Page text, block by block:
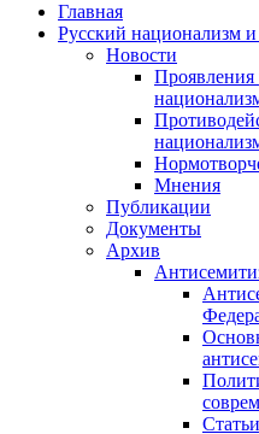
Главная
Русский национализм
Новости
Проявления
Мнения
Публикации
Документы
Архив